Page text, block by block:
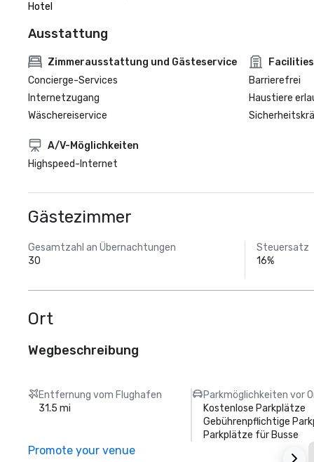
Hotel
Ausstattung
Zimmerausstattung und Gästeservice
Concierge-Services
Internetzugang
Wäschereiservice
Facilities
Barrierefrei
Haustiere
A/V-Möglichkeiten
Highspeed-Internet
Gästezimmer
Gesamtzahl an Übernachtungen
30
Steuersatz
16%
Ort
Wegbeschreibung
Entfernung vom Flughafen
31.5 mi
Parkmöglichkeiten vor
Kostenlose Parkplätze
Gebührenpflichtige
Parkplätze für Busse
Promote your venue